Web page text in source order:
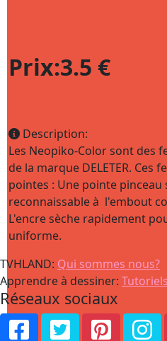
Prix:3.5 €
Description:
Les Neopiko-Color sont des
de la marque DELETER.
pointes : Une pointe
reconnaissable à l'embout
L'encre sèche rapidement
uniforme.
TVHLAND: Qui sommes nous?
Apprendre à dessiner:
Réseaux sociaux